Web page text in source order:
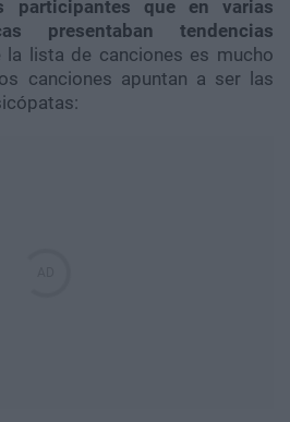
participantes que en varias
presentaban tendencias
lista de canciones es mucho
canciones apuntan a ser las